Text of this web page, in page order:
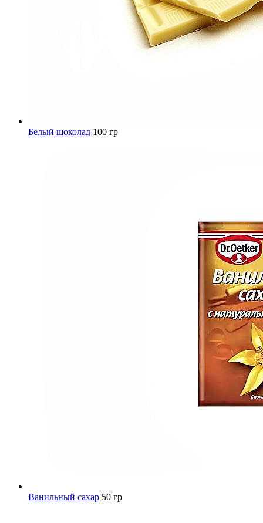
Белый шоколад 100 гр
Ванильный сахар 50 гр